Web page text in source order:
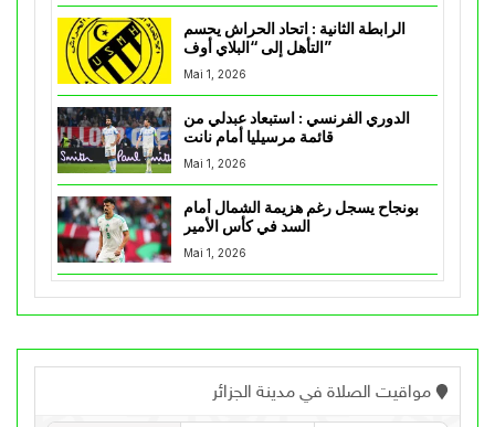
الرابطة الثانية : اتحاد الحراش يحسم
التأهل إلى “البلاي أوف”
Mai 1, 2026
الدوري الفرنسي : استبعاد عبدلي من
قائمة مرسيليا أمام نانت
Mai 1, 2026
بونجاح يسجل رغم هزيمة الشمال أمام
السد في كأس الأمير
Mai 1, 2026